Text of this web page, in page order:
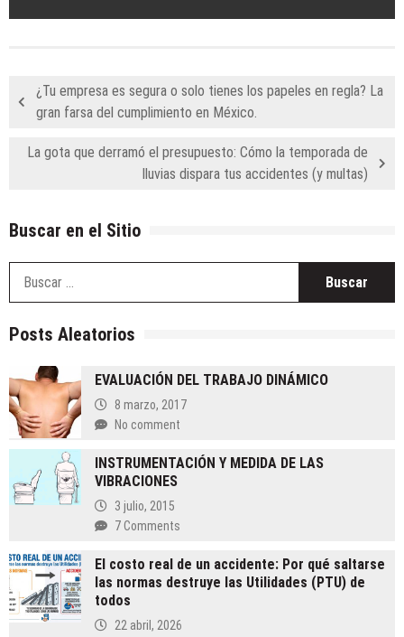
¿Tu empresa es segura o solo tienes los papeles en regla? La
gran farsa del cumplimiento en México.
La gota que derramó el presupuesto: Cómo la temporada de
lluvias dispara tus accidentes (y multas)
Buscar en el Sitio
Posts Aleatorios
EVALUACIÓN DEL TRABAJO DINÁMICO
8 marzo, 2017
No comment
INSTRUMENTACIÓN Y MEDIDA DE LAS
VIBRACIONES
3 julio, 2015
7 Comments
El costo real de un accidente: Por qué saltarse
las normas destruye las Utilidades (PTU) de
todos
22 abril, 2026